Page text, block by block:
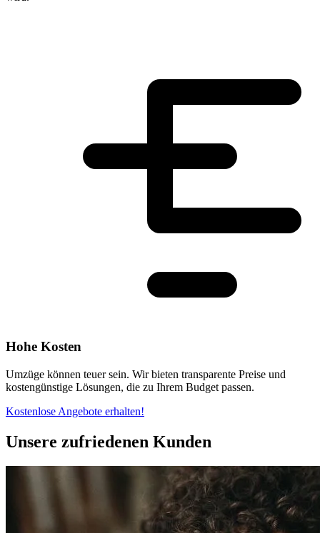
Hohe Kosten
Umzüge können teuer sein. Wir bieten transparente Preise und
kostengünstige Lösungen, die zu Ihrem Budget passen.
Kostenlose Angebote erhalten!
Unsere zufriedenen Kunden